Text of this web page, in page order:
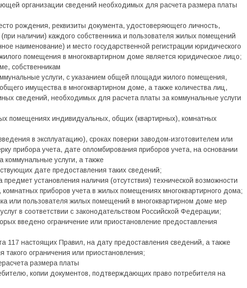
организации сведений необходимых для расчета размера платы
рождения, реквизиты документа, удостоверяющего личность,
наличии) каждого собственника и пользователя жилых помещений
наименование) и место государственной регистрации юридического
помещения в многоквартирном доме является юридическое лицо;
собственникам
услуги, с указанием общей площади жилого помещения,
имущества в многоквартирном доме, а также количества лиц,
сведений, необходимых для расчета платы за коммунальные услуги
помещениях индивидуальных, общих (квартирных), комнатных
в эксплуатацию), сроках поверки заводом-изготовителем или
прибора учета, дате опломбирования приборов учета, на основании
коммунальные услуги, а также
дате предоставления таких сведений;
установления наличия (отсутствия) технической возможности
приборов учета в жилых помещениях многоквартирного дома;
или пользователя жилых помещений в многоквартирном доме мер
в соответствии с законодательством Российской Федерации;
введено ограничение или приостановление предоставления
117 настоящих Правил, на дату предоставления сведений, а также
ограничения или приостановления;
размера платы
копии документов, подтверждающих право потребителя на